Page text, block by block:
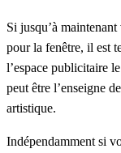
Si jusqu’à
pour la fenêtre, il est
l’espace publicitaire
peut être l’enseigne
artistique.
Indépendamment si